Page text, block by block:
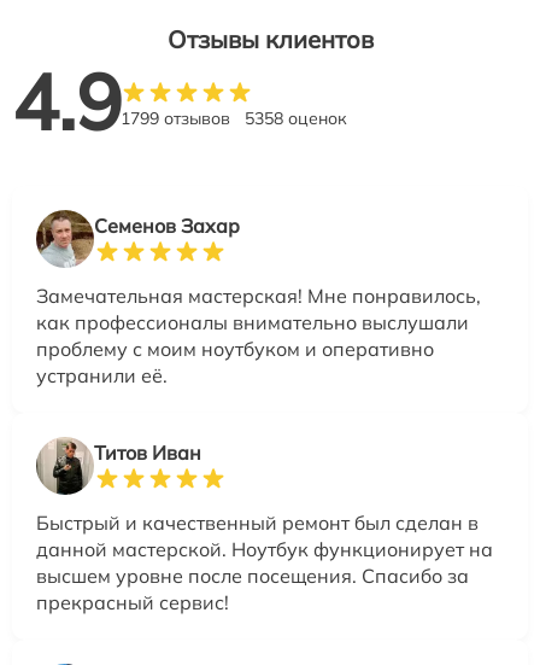
Отзывы клиентов
4.91799 отзывов 5358 оценок
Семенов Захар
Замечательная мастерская! Мне понравилось,
как профессионалы внимательно выслушали
проблему с моим ноутбуком и оперативно
устранили её.
Титов Иван
Быстрый и качественный ремонт был сделан в
данной мастерской. Ноутбук функционирует на
высшем уровне после посещения. Спасибо за
прекрасный сервис!